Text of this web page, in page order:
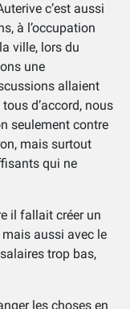
c’est aussi
à l’occupation
ville, lors du
une
allaient
d’accord, nous
seulement contre
mais surtout
qui ne
il fallait créer un
aussi avec le
trop bas,
les choses en